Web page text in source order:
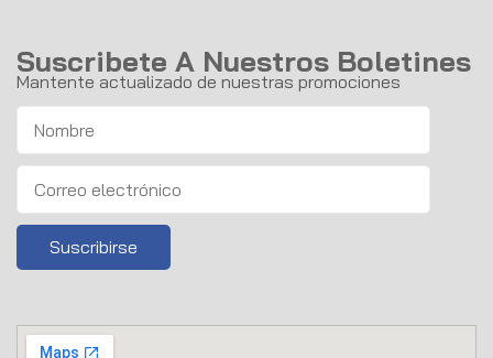
Suscribete A Nuestros Boletines
Mantente actualizado de nuestras promociones